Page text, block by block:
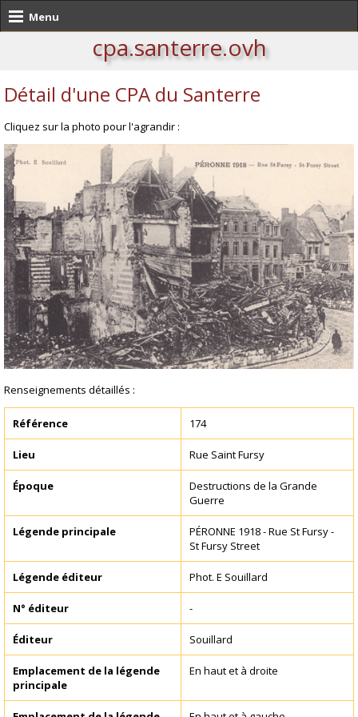
Menu
cpa.santerre.ovh
Détail d'une CPA du Santerre
Cliquez sur la photo pour l'agrandir :
Renseignements détaillés :
Référence 174
Lieu Rue Saint Fursy
Époque
Destructions de la Grande
Guerre
Légende principale
PÉRONNE 1918 - Rue St Fursy -
St Fursy Street
Légende éditeur Phot. E Souillard
N° éditeur -
Éditeur Souillard
Emplacement de la légende
principale
En haut et à droite